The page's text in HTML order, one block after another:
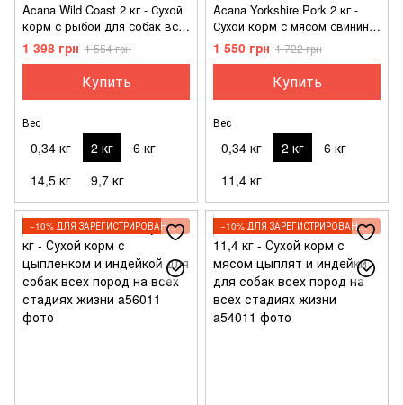
Acana Wild Coast 2 кг - Сухой
корм с рыбой для собак всех
пород на всех стадиях жизни
1 398 грн 1 554 грн
Купить
Вес
0,34 кг 2 кг
6 кг
14,5 кг
9,7 кг
Acana Yorkshire Pork 2 кг -
Сухой корм с мясом свинины
для собак всех пород на
всех стадиях жизни с
чувствительным
пищеварением
1 550 грн 1 722 грн
Купить
Вес
0,34 кг 2 кг
6 кг
11,4 кг
−10% ДЛЯ ЗАРЕГИСТРИРОВАННЫХ КЛИЕНТОВ −10% ДЛЯ ЗАРЕГИСТРИРОВАННЫХ КЛИЕНТОВ